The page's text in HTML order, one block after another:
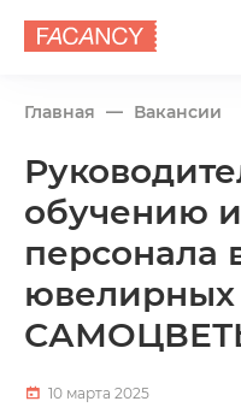
Главная Вакансии
обучению
персонала
10 марта 2025